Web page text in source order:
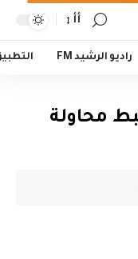
أأ
راديو الرشيد FM
محاولة